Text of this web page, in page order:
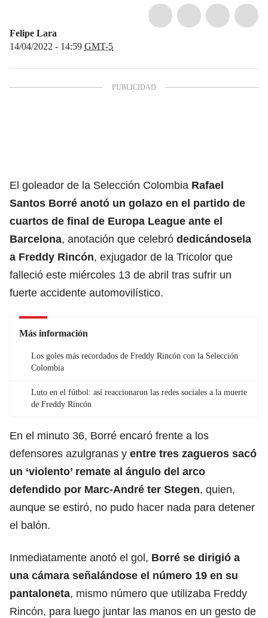
Felipe Lara
14/04/2022 - 14:59 GMT-5
El goleador de la Selección Colombia Rafael
Santos Borré anotó un golazo en el partido de
cuartos de final de Europa League ante el
Barcelona, anotación que celebró dedicándosela
a Freddy Rincón, exjugador de la Tricolor que
falleció este miércoles 13 de abril tras sufrir un
fuerte accidente automovilístico.
Más información
Los goles más recordados de Freddy Rincón con la Selección
Colombia
Luto en el fútbol: así reaccionaron las redes sociales a la muerte
de Freddy Rincón
En el minuto 36, Borré encaró frente a los
defensores azulgranas y entre tres zagueros sacó
un ‘violento’ remate al ángulo del arco
defendido por Marc-André ter Stegen, quien,
aunque se estiró, no pudo hacer nada para detener
el balón.
Inmediatamente anotó el gol, Borré se dirigió a
una cámara señalándose el número 19 en su
pantaloneta, mismo número que utilizaba Freddy
Rincón, para luego juntar las manos en un gesto de